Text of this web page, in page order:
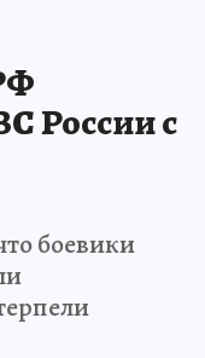
России с
боевики